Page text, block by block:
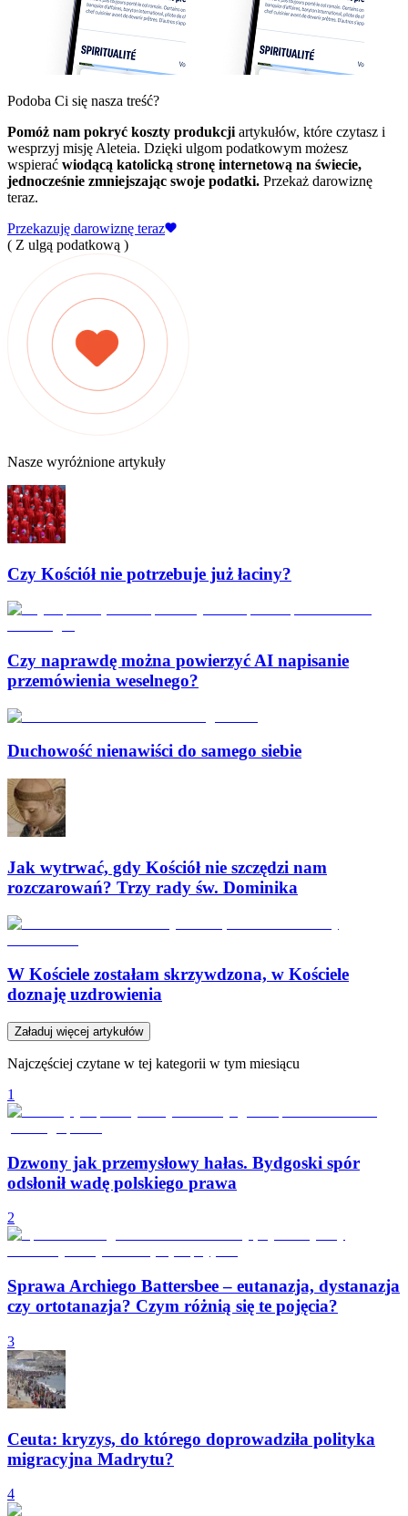
Podoba Ci się nasza treść?
Pomóż nam pokryć koszty produkcji artykułów, które czytasz i
wesprzyj misję Aleteia. Dzięki ulgom podatkowym możesz
wspierać wiodącą katolicką stronę internetową na świecie,
jednocześnie zmniejszając swoje podatki. Przekaż darowiznę
teraz.
Przekazuję darowiznę teraz
( Z ulgą podatkową )
Nasze wyróżnione artykuły
Czy Kościół nie potrzebuje już łaciny?
Czy naprawdę można powierzyć AI napisanie
przemówienia weselnego?
Duchowość nienawiści do samego siebie
Jak wytrwać, gdy Kościół nie szczędzi nam
rozczarowań? Trzy rady św. Dominika
W Kościele zostałam skrzywdzona, w Kościele
doznaję uzdrowienia
Załaduj więcej artykułów
Najczęściej czytane w tej kategorii w tym miesiącu
1
Dzwony jak przemysłowy hałas. Bydgoski spór
odsłonił wadę polskiego prawa
2
Sprawa Archiego Battersbee – eutanazja, dystanazja
czy ortotanazja? Czym różnią się te pojęcia?
3
Ceuta: kryzys, do którego doprowadziła polityka
migracyjna Madrytu?
4